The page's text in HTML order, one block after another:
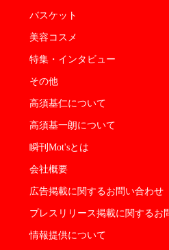
バスケット
美容コスメ
特集・インタビュー
その他
高須基仁について
高須基一朗について
瞬刊Mot'sとは
会社概要
広告掲載に関するお問い合わせ
プレスリリース掲載に関するお
情報提供について